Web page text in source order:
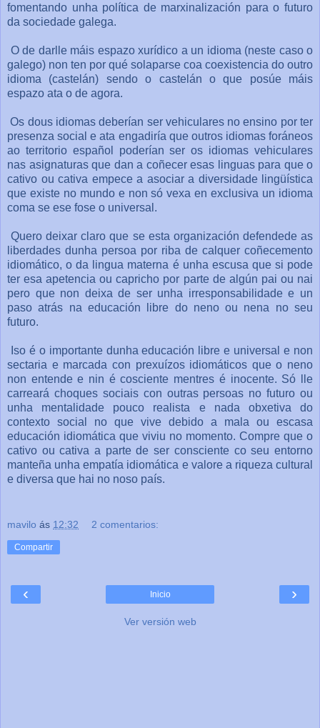
fomentando unha política de marxinalización para o futuro
da sociedade galega.
O de darlle máis espazo xurídico a un idioma (neste caso o
galego) non ten por qué solaparse coa coexistencia do outro
idioma (castelán) sendo o castelán o que posúe máis
espazo ata o de agora.
Os dous idiomas deberían ser vehiculares no ensino por ter
presenza social e ata engadiría que outros idiomas foráneos
ao territorio español poderían ser os idiomas vehiculares
nas asignaturas que dan a coñecer esas linguas para que o
cativo ou cativa empece a asociar a diversidade lingüística
que existe no mundo e non só vexa en exclusiva un idioma
coma se ese fose o universal.
Quero deixar claro que se esta organización defendede as
liberdades dunha persoa por riba de calquer coñecemento
idiomático, o da lingua materna é unha escusa que si pode
ter esa apetencia ou capricho por parte de algún pai ou nai
pero que non deixa de ser unha irresponsabilidade e un
paso atrás na educación libre do neno ou nena no seu
futuro.
Iso é o importante dunha educación libre e universal e non
sectaria e marcada con prexuízos idiomáticos que o neno
non entende e nin é cosciente mentres é inocente. Só lle
carreará choques sociais con outras persoas no futuro ou
unha mentalidade pouco realista e nada obxetiva do
contexto social no que vive debido a mala ou escasa
educación idiomática que viviu no momento. Compre que o
cativo ou cativa a parte de ser consciente co seu entorno
manteña unha empatía idiomática e valore a riqueza cultural
e diversa que hai no noso país.
mavilo ás 12:32 2 comentarios:
Compartir
‹ ›
Inicio
Ver versión web